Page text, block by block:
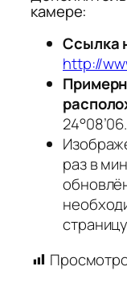
камере:
Ссылка
http://
раз в